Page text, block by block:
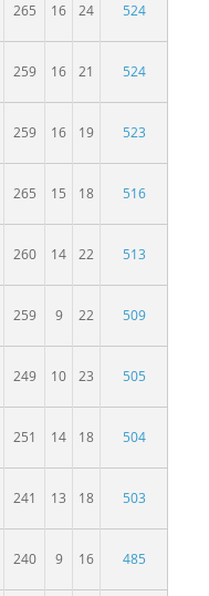
265 16 24 524
259 16 21 524
259 16 19 523
265 15 18 516
260 14 22 513
259 9 22 509
249 10 23 505
251 14 18 504
241 13 18 503
240 9 16 485